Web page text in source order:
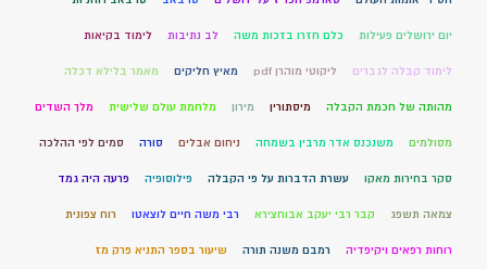
יום ירושלים פעילות כלם חזרו בזכות משה לב נתיבות לימוד בקיאות
לימוד קבלה לגברים ליקוטי מוהרן pdf מאיץ חליקים מאמר בלילא דכלה
מהותה של חכמת הקבלה מיסתורין מירון מלחמת עולם שלישית מלך השדים
מסולמים משנכנס אדר מרבין בשמחה ניחום אבלים סורה סמים לפי ההלכה
סקר בחירות מאקו עשרת הדברות על פי הקבלה פילוסופיה פרעה היה גמד
צמאה תשפג קבר רבי יעקב אבוחצירא רבי משה חיים לוצאטו רוח צפונית
רוחות רפאים ויקיפדיה רמבם משנה תורה שיעור בספר התניא פרק מז